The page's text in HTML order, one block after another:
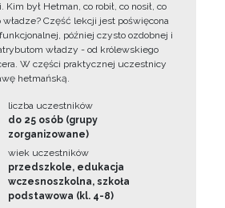
Kim był Hetman, co robił, co nosił, co
władze? Część lekcji jest poświęcona
później czysto ozdobnej i
władzy - od królewskiego
W części praktycznej uczestnicy
hetmańską.
liczba uczestników
do 25 osób (grupy
zorganizowane)
wiek uczestników
przedszkole, edukacja
wczesnoszkolna, szkoła
podstawowa (kl. 4-8)